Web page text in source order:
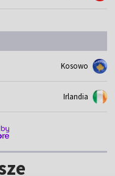
Kosowo
Irlandia